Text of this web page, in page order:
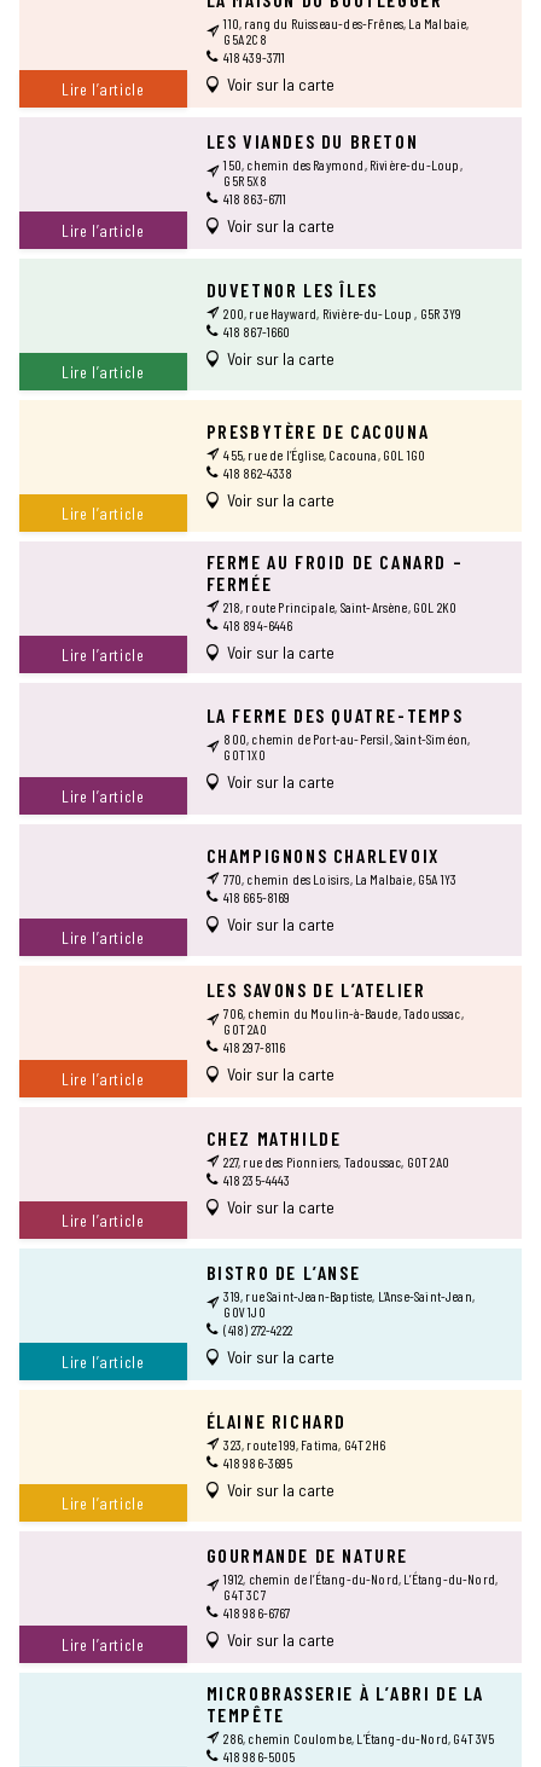
Lire l’article
110, rang du Ruisseau-des-Frênes, La Malbaie,
G5A 2C8
418 439-3711
Voir sur la carte
Lire l’article
LES VIANDES DU BRETON
150, chemin des Raymond, Rivière-du-Loup,
G5R 5X8
418 863-6711
Voir sur la carte
Lire l’article
DUVETNOR LES ÎLES
200, rue Hayward, Rivière-du-Loup , G5R 3Y9
418 867-1660
Voir sur la carte
Lire l’article
PRESBYTÈRE DE CACOUNA
455, rue de l’Église, Cacouna, G0L 1G0
418 862-4338
Voir sur la carte
Lire l’article
FERME AU FROID DE CANARD –
FERMÉE
218, route Principale, Saint-Arsène, G0L 2K0
418 894-6446
Voir sur la carte
Lire l’article
LA FERME DES QUATRE-TEMPS
800, chemin de Port-au-Persil, Saint-Siméon,
G0T 1X0
Voir sur la carte
Lire l’article
CHAMPIGNONS CHARLEVOIX
770, chemin des Loisirs, La Malbaie, G5A 1Y3
418 665-8169
Voir sur la carte
Lire l’article
LES SAVONS DE L’ATELIER
706, chemin du Moulin-à-Baude, Tadoussac,
G0T 2A0
418 297-8116
Voir sur la carte
Lire l’article
CHEZ MATHILDE
227, rue des Pionniers, Tadoussac, G0T 2A0
418 235-4443
Voir sur la carte
Lire l’article
BISTRO DE L’ANSE
319, rue Saint-Jean-Baptiste, L’Anse-Saint-Jean,
G0V 1J0
(418) 272-4222
Voir sur la carte
Lire l’article
ÉLAINE RICHARD
323, route 199, Fatima, G4T 2H6
418 986-3695
Voir sur la carte
Lire l’article
GOURMANDE DE NATURE
1912, chemin de l’Étang-du-Nord, L’Étang-du-Nord,
G4T 3C7
418 986-6767
Voir sur la carte
MICROBRASSERIE À L’ABRI DE LA
TEMPÊTE
286, chemin Coulombe, L’Étang-du-Nord, G4T 3V5
418 986-5005